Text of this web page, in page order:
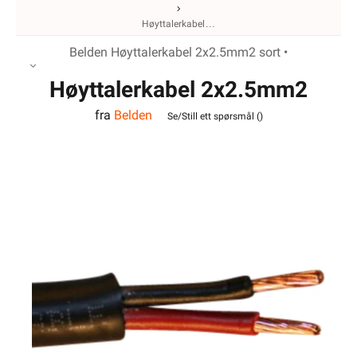
Høyttalerkabel
Belden Høyttalerkabel 2x2.5mm2 sort •
Høyttalerkabel 2x2.5mm2
Sort Belden
fra Belden Se/Still ett spørsmål ()